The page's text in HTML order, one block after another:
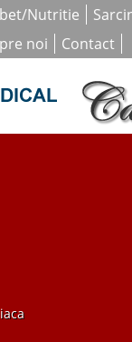
Nutritie
noi Contact